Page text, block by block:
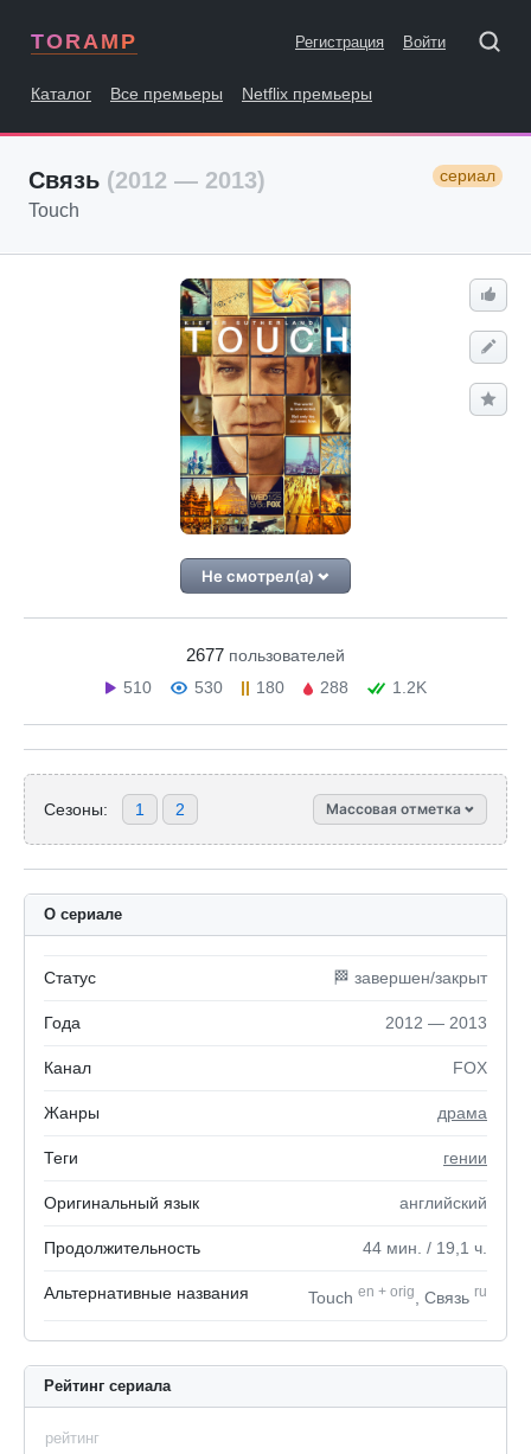
TORAMP Регистрация Войти
Каталог Все премьеры Netflix премьеры
Связь (2012 — 2013) сериал
Touch
Не смотрел(а)
2677 пользователей
510
530 180 288 1.2K
Сезоны: 1 2 Массовая отметка
О сериале
Статус 🏁 завершен/закрыт
Года 2012 — 2013
Канал FOX
Жанры драма
Теги гении
Оригинальный язык английский
Продолжительность 44 мин. / 19,1 ч.
Альтернативные названия Touch en + orig , Связь ru
Рейтинг сериала
рейтинг